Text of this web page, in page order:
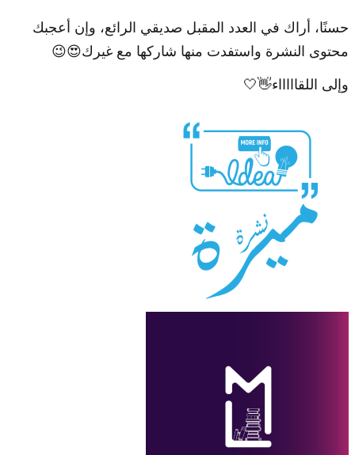
حسنًا، أراك في العدد المقبل صديقي الرائع، وإن أعجبك
محتوى النشرة واستفدت منها شاركها مع غيرك😍😉
وإلى اللقاااااء👋🤍